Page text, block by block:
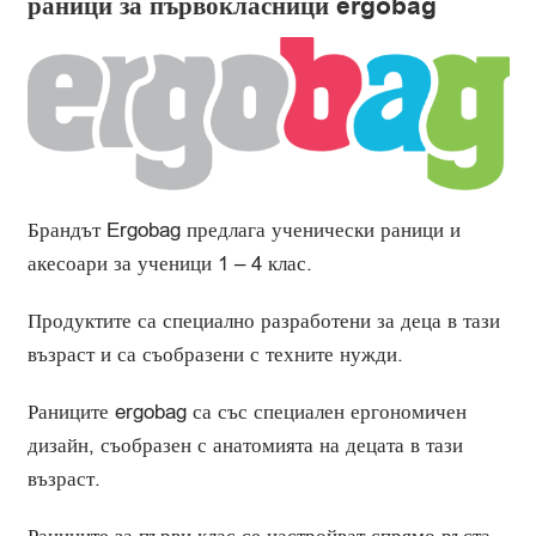
Стела
Брандът Ergobag предлага ученически раници и
акесоари за ученици 1 – 4 клас.
Продуктите са специално разработени за деца в тази
възраст и са съобразени с техните нужди.
Раниците ergobag са със специален ергономичен
дизайн, съобразен с анатомията на децата в тази
възраст.